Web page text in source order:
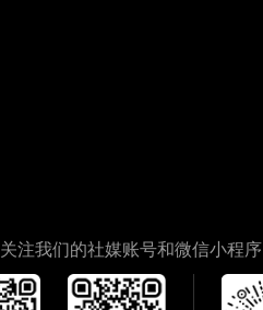
关注我们的社媒账号和微信小程序